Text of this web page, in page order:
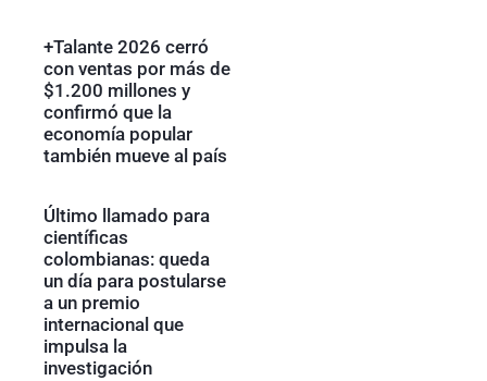
+Talante 2026 cerró
con ventas por más de
$1.200 millones y
confirmó que la
economía popular
también mueve al país
Último llamado para
científicas
colombianas: queda
un día para postularse
a un premio
internacional que
impulsa la
investigación